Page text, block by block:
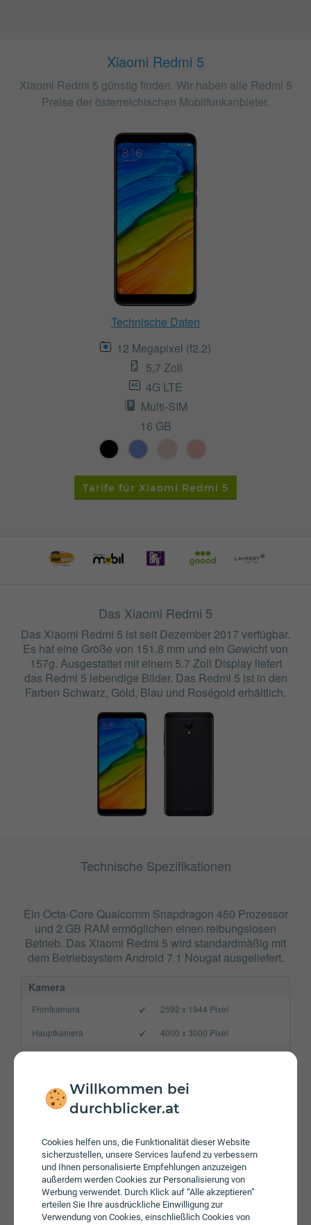
Willkommen bei
durchblicker.at
Cookies helfen uns, die Funktionalität dieser Website
sicherzustellen, unsere Services laufend zu verbessern
und Ihnen personalisierte Empfehlungen anzuzeigen
außerdem werden Cookies zur Personalisierung von
Werbung verwendet. Durch Klick auf “Alle akzeptieren”
erteilen Sie Ihre ausdrückliche Einwilligung zur
Verwendung von Cookies, einschließlich Cookies von
Xiaomi Redmi 5
Xiaomi Redmi 5 günstig finden. Wir haben alle Redmi 5
Preise der österreichischen Mobilfunkanbieter.
Technische Daten
12 Megapixel (f2.2)
5,7 Zoll
4G LTE
Multi-SIM
16 GB
Tarife für Xiaomi Redmi 5
Das Xiaomi Redmi 5
Das Xiaomi Redmi 5 ist seit Dezember 2017 verfügbar.
Es hat eine Größe von 151.8 mm und ein Gewicht von
157g. Ausgestattet mit einem 5.7 Zoll Display liefert
das Redmi 5 lebendige Bilder. Das Redmi 5 ist in den
Farben Schwarz, Gold, Blau und Roségold erhältlich.
Technische Spezifikationen
Ein Octa-Core Qualcomm Snapdragon 450 Prozessor
und 2 GB RAM ermöglichen einen reibungslosen
Betrieb. Das Xiaomi Redmi 5 wird standardmäßig mit
dem Betriebsystem Android 7.1 Nougat ausgeliefert.
Kamera
Frontkamera
2592 x 1944 Pixel
Hauptkamera
4000 x 3000 Pixel
Verbindung
NFC
Gerät
Akku
3300 mAh
Speicherkarte
max. 128 GB
Betriebssystem
Android 7.1 Nougat